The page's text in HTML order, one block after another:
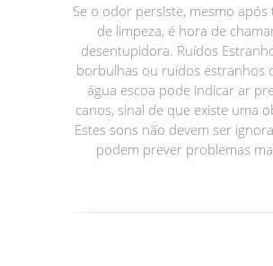
Se o odor persiste, mesmo após
de limpeza, é hora de
desentupidora. Ruídos
borbulhas ou ruídos estranhos
água escoa pode indicar ar
canos, sinal de que existe uma
Estes sons não devem ser
podem prever problemas